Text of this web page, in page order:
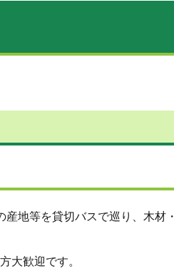
地等を貸切バスで巡り、木材・
大歓迎です。